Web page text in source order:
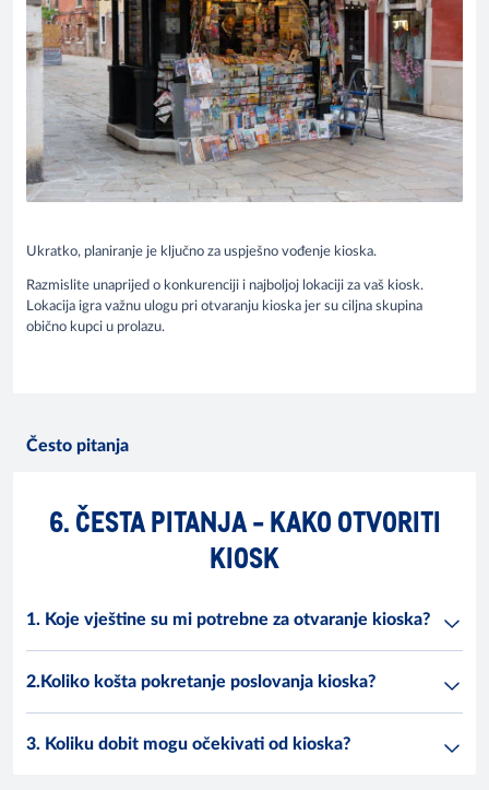
Ukratko, planiranje je ključno za uspješno vođenje kioska.
Razmislite unaprijed o konkurenciji i najboljoj lokaciji za vaš kiosk.
Lokacija igra važnu ulogu pri otvaranju kioska jer su ciljna skupina
obično kupci u prolazu.
Često pitanja
6. ČESTA PITANJA - KAKO OTVORITI
KIOSK
1. Koje vještine su mi potrebne za otvaranje kioska?
2.Koliko košta pokretanje poslovanja kioska?
3. Koliku dobit mogu očekivati od kioska?